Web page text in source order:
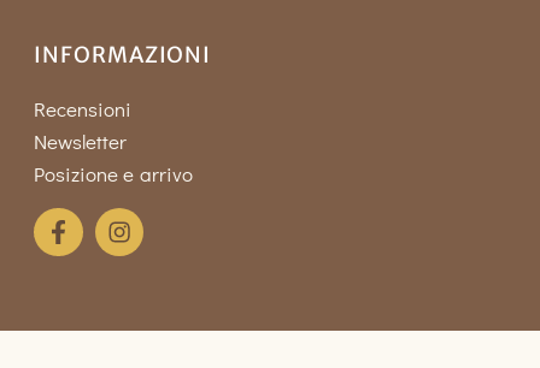
INFORMAZIONI
Recensioni
Newsletter
Posizione e arrivo